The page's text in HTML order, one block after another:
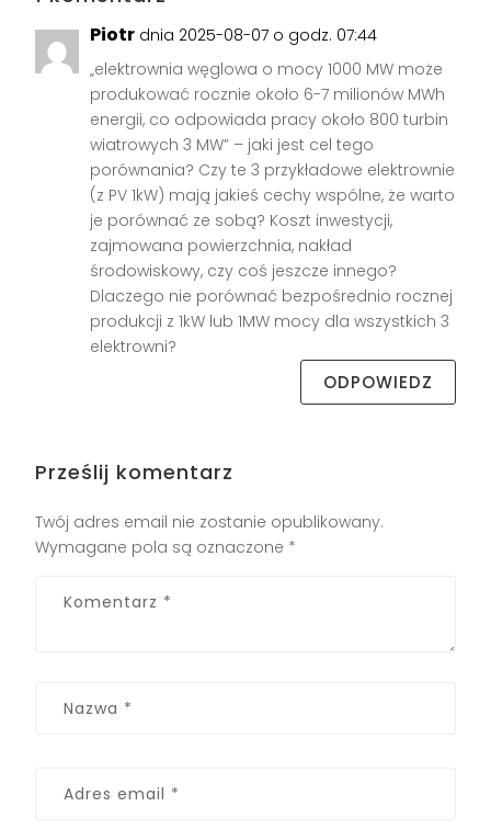
Piotr dnia 2025-08-07 o godz. 07:44
„elektrownia węglowa o mocy 1000 MW może
produkować rocznie około 6-7 milionów MWh
energii, co odpowiada pracy około 800 turbin
wiatrowych 3 MW” – jaki jest cel tego
porównania? Czy te 3 przykładowe elektrownie
(z PV 1kW) mają jakieś cechy wspólne, że warto
je porównać ze sobą? Koszt inwestycji,
zajmowana powierzchnia, nakład
środowiskowy, czy coś jeszcze innego?
Dlaczego nie porównać bezpośrednio rocznej
produkcji z 1kW lub 1MW mocy dla wszystkich 3
elektrowni?
ODPOWIEDZ
Prześlij komentarz
Twój adres email nie zostanie opublikowany.
Wymagane pola są oznaczone *